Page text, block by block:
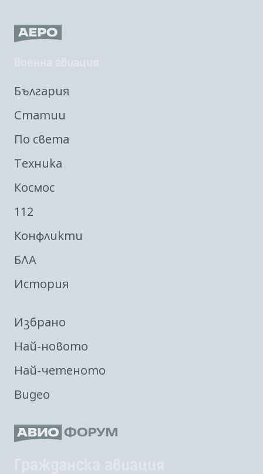
България
Статии
По света
Техника
Космос
112
Конфликти
БЛА
История
Избрано
Най-новото
Най-четеното
Видео